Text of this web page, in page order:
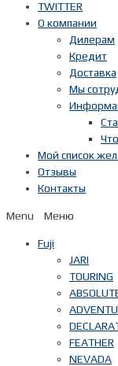
TWITTER
О компании
Дилерам
Кредит
Доставка
Мы
Мой список
Отзывы
Контакты
Menu
Fuji
JARI
TOURING
FEATHER
NEVADA